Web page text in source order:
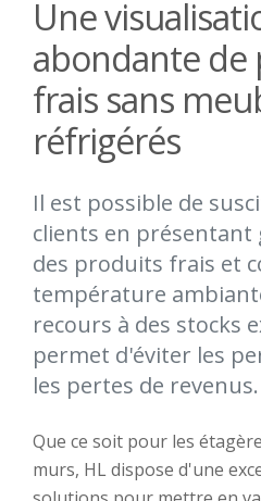
Une
abondante de
frais sans
réfrigérés
Il est possible de
clients en présentant
des produits frais et
température
recours à des stocks
permet d'éviter les
les pertes de revenus.
Que ce soit pour les
murs, HL dispose d'une